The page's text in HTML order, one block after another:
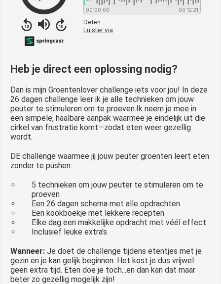
Heb je direct een oplossing nodig?
Dan is mijn Groentenlover challenge iets voor jou! In deze
26 dagen challenge leer ik je alle technieken om jouw
peuter te stimuleren om te proeven. Ik neem je mee in
een simpele, haalbare aanpak waarmee je eindelijk uit die
cirkel van frustratie komt—zodat eten weer gezellig
wordt.
DE challenge waarmee jij jouw peuter groenten leert eten
zonder te pushen:
5 technieken om jouw peuter te stimuleren om te
proeven
Een 26 dagen schema met alle opdrachten
Een kookboekje met lekkere recepten
Elke dag een makkelijke opdracht met véél effect
Inclusief leuke extra's
Wanneer: Je doet de challenge tijdens etentjes met je
gezin en je kan gelijk beginnen. Het kost je dus vrijwel
geen extra tijd. Eten doe je toch...en dan kan dat maar
beter zo gezellig mogelijk zijn!